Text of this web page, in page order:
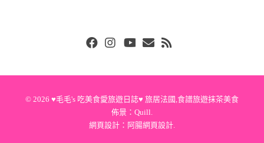
© 2026 ♥毛毛's 吃美食愛旅遊日誌♥ 旅居法國,食譜旅遊抹茶美食
佈景： Quill
網頁設計： 阿腸網頁設計